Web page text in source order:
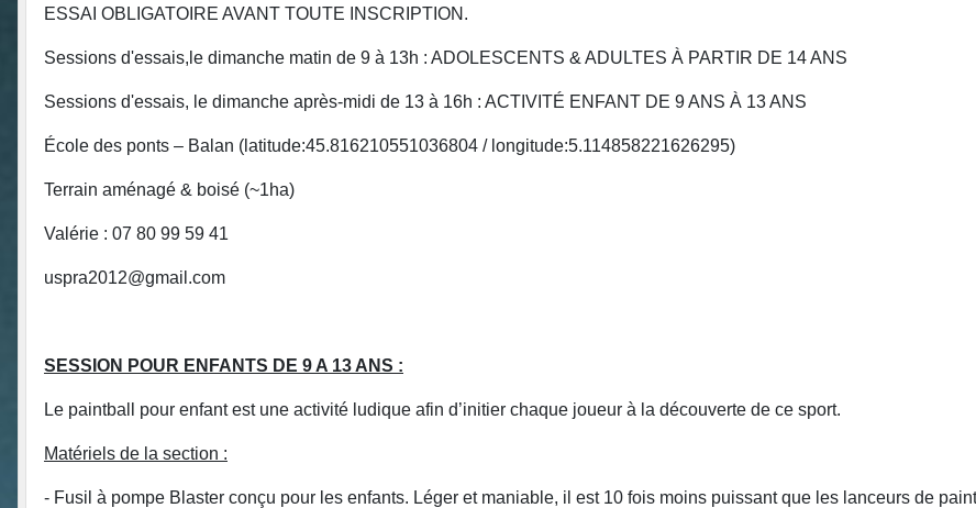
ESSAI OBLIGATOIRE AVANT TOUTE INSCRIPTION.
Sessions d'essais,le dimanche matin de 9 à 13h : ADOLESCENTS & ADULTES À PARTIR DE 14 ANS
Sessions d'essais, le dimanche après-midi de 13 à 16h : ACTIVITÉ ENFANT DE 9 ANS À 13 ANS
École des ponts – Balan (latitude:45.816210551036804 / longitude:5.114858221626295)
Terrain aménagé & boisé (~1ha)
Valérie : 07 80 99 59 41
uspra2012@gmail.com
SESSION POUR ENFANTS DE 9 A 13 ANS :
Le paintball pour enfant est une activité ludique afin d’initier chaque joueur à la découverte de ce sport.
Matériels de la section :
- Fusil à pompe Blaster conçu pour les enfants. Léger et maniable, il est 10 fois moins puissant que les lanceurs de